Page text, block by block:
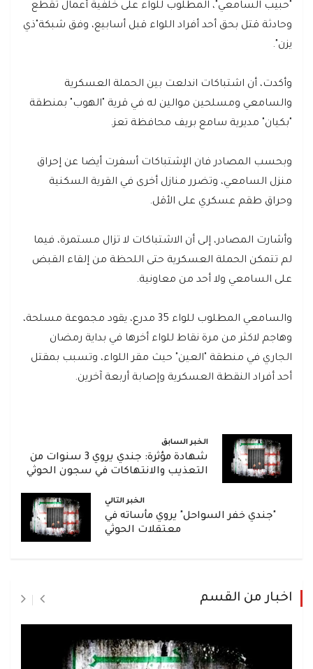
"حبيب السامعي"، المطلوب للواء على خلفية أعمال تقطع
وحادثة قتل بحق أحد أفراد اللواء قبل أسابيع، وفق شبكة"ذي
يزن".
وأكدت، أن اشتباكات اندلعت بين الحملة العسكرية
والسامعي ومسلحين موالين له في قرية "الهوب" بمنطقة
"بكيان" مديرية سامع بريف محافظة تعز.
وبحسب المصادر فان الإشتباكات أسفرت أيضا عن إحراق
منزل السامعي، وتضرر منازل أخرى في القرية السكنية
وحراق طقم عسكري على الأقل.
وأشارت المصادر، إلى أن الاشتباكات لا تزال مستمرة، فيما
لم تتمكن الحملة العسكرية حتى اللحظة من إلقاء القبض
على السامعي ولا أحد من معاونية.
والسامعي المطلوب للواء 35 مدرع، يقود مجموعة مسلحة،
وهاجم لاكثر من مرة نقاط للواء أخرها في بداية رمضان
الجاري في منطقة "العين" حيث مقر اللواء، وتسبب بمقتل
أحد أفراد النقطة العسكرية وإصابة أربعة آخرين.
الخبر السابق
شهادة مؤثرة: جندي يروي 3 سنوات من
التعذيب والانتهاكات في سجون الحوثي
الخبر التالي
"جندي خفر السواحل" يروي مأساته في
معتقلات الحوثي
اخبار من القسم